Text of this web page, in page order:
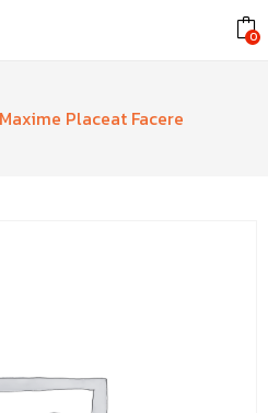
0
Placeat Facere